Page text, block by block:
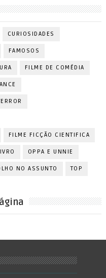
CURIOSIDADES
FAMOSOS
FILME DE COMÉDIA
FILME FICÇÃO CIENTIFICA
OPPA E UNNIE
NO ASSUNTO TOP